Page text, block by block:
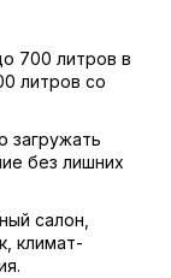
700 литров в
литров со
загружать
без лишних
салон,
климат-